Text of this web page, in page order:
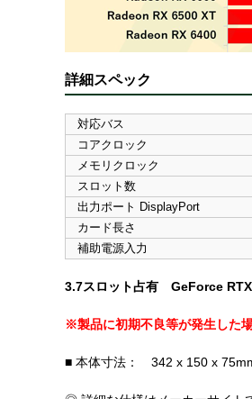
詳細スペック
対応バス
コアクロック
メモリクロック
スロット数
出力ポート DisplayPort
カード長さ
補助電源入力
3.7スロット占有 GeForce
※製品に初期不良等が発生した
■ 本体寸法： 342 x 150 x